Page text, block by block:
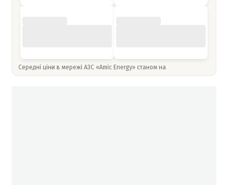
Середні ціни в мережі АЗС «Amic Energy» станом на